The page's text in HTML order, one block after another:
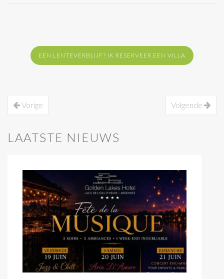
EEN LENTEVERBLIJF? IK RESERVEER EEN VILLA
Vorige Volgende
LAATSTE NIEUWS